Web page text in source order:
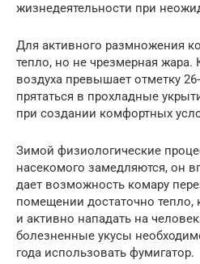
жизнедеятельности при
Для активного размножения
тепло, но не чрезмерная жара.
воздуха превышает отметку
прятаться в прохладные
при создании комфортных
Зимой физиологические
насекомого замедляются, он
дает возможность комару
помещении достаточно тепло,
и активно нападать на
болезненные укусы
года использовать фумигатор.